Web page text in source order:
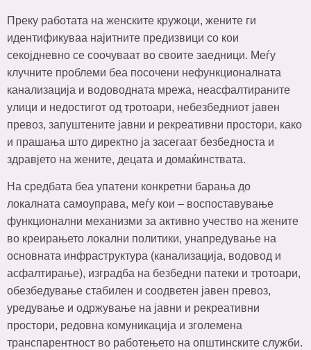
Преку работата на женските кружоци, жените ги
идентификуваа најитните предизвици со кои
секојдневно се соочуваат во своите заедници. Меѓу
клучните проблеми беа посочени нефункционалната
канализација и водоводната мрежа, неасфалтираните
улици и недостигот од тротоари, небезбедниот јавен
превоз, запуштените јавни и рекреативни простори, како
и прашања што директно ја засегаат безбедноста и
здравјето на жените, децата и домаќинствата.
На средбата беа упатени конкретни барања до
локалната самоуправа, меѓу кои – воспоставување
функционални механизми за активно учество на жените
во креирањето локални политики, унапредување на
основната инфраструктура (канализација, водовод и
асфалтирање), изградба на безбедни патеки и тротоари,
обезбедување стабилен и соодветен јавен превоз,
уредување и одржување на јавни и рекреативни
простори, редовна комуникација и зголемена
транспарентност во работењето на општинските служби.